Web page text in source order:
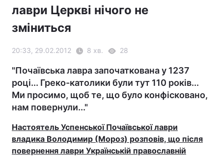
лаври Церкві нічого не
зміниться
20:33, 29.02.2012 8 хв. 28
"Почаївська лавра започаткована у 1237
році... Греко-католики були тут 110 років...
Ми просимо, щоб те, що було конфісковано,
нам повернули..."
Настоятель Успенської Почаївської лаври
владика Володимир (Мороз) розповів, що після
повернення лаври Українській православній